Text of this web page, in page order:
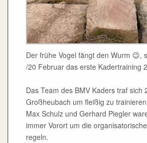
Der frühe Vogel fängt den Wurm 😉,
/20 Februar das erste Kadertraining
Das Team des BMV Kaders traf sich
Großheubach um fleißig zu
Max Schulz und Gerhard Piegler
immer Vorort um die
regeln.